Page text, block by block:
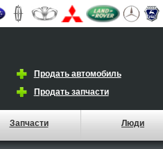
Продать автомобиль
Продать запчасти
Запчасти Люди